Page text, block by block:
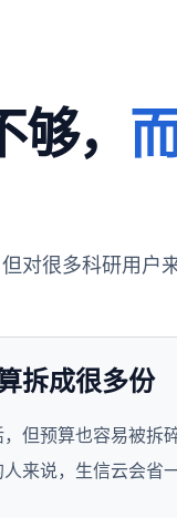
，
对很多科研用户
拆成很多份
但预算也容易被拆
来说，生信云会省